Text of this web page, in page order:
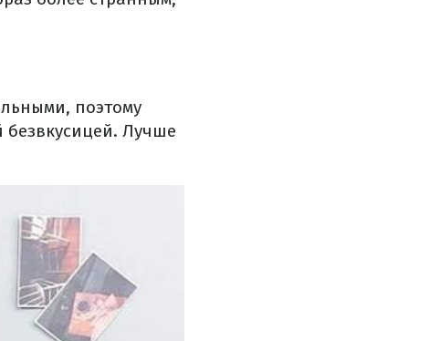
поэтому
безвкусицей. Лучше